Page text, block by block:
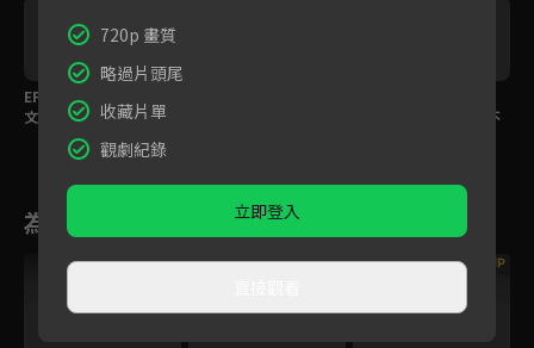
EP05預告｜瓜社長秀英
文大掉漆，秀技能挽回
尊嚴卻當眾放屁糗翻！
第一個行程就電力秒不
為您推薦
VIP VIP
720p 畫質
略過片頭尾
收藏片單
觀劇紀錄
立即登入